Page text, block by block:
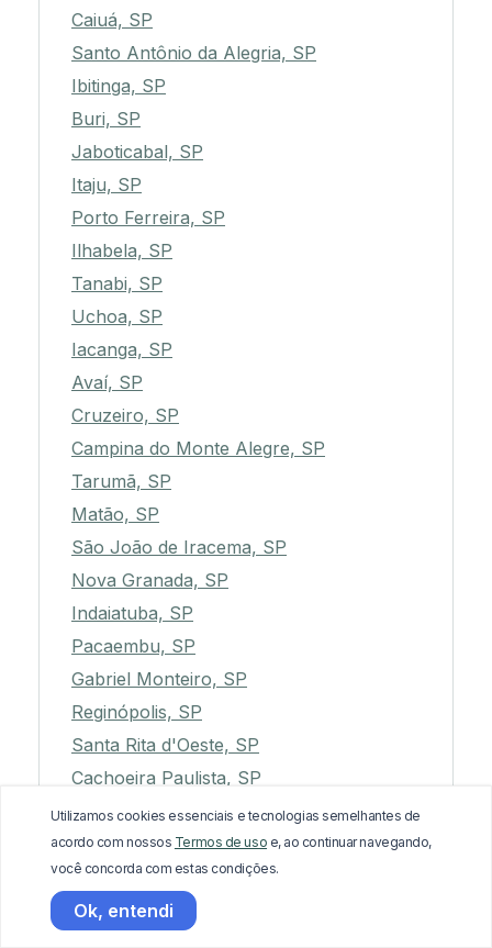
Caiuá, SP
Santo Antônio da Alegria, SP
Ibitinga, SP
Buri, SP
Jaboticabal, SP
Itaju, SP
Porto Ferreira, SP
Ilhabela, SP
Tanabi, SP
Uchoa, SP
Iacanga, SP
Avaí, SP
Cruzeiro, SP
Campina do Monte Alegre, SP
Tarumã, SP
Matão, SP
São João de Iracema, SP
Nova Granada, SP
Indaiatuba, SP
Pacaembu, SP
Gabriel Monteiro, SP
Reginópolis, SP
Santa Rita d'Oeste, SP
Cachoeira Paulista, SP
Lupércio, SP
Buritama, SP
Capela do Alto, SP
Santa Gertrudes, SP
Utilizamos cookies essenciais e tecnologias semelhantes de
acordo com nossos Termos de uso e, ao continuar navegando,
você concorda com estas condições.
Ok, entendi